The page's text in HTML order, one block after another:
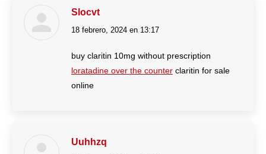
Slocvt
dice:
18 febrero, 2024 en 13:17
buy claritin 10mg without prescription
loratadine over the counter claritin for sale
online
Uuhhzq